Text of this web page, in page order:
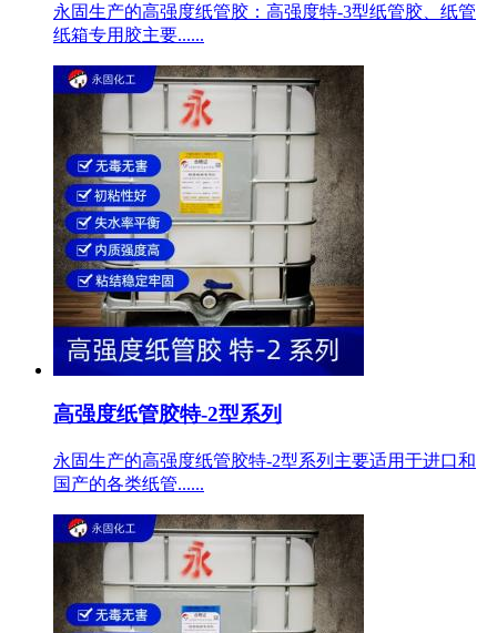
永固生产的高强度纸管胶：高强度特-3型纸管胶、纸管
纸箱专用胶主要......
高强度纸管胶特-2型系列
永固生产的高强度纸管胶特-2型系列主要适用于进口和
国产的各类纸管......